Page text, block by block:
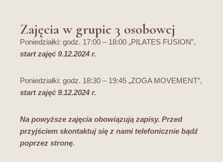
Zajęcia w grupie 3 osobowej
Poniedziałki: godz. 17:00 – 18:00 „PILATES FUSION”,
start zajęć 9.12.2024 r.
Poniedziałki: godz. 18:30 – 19:45 „ZOGA MOVEMENT”,
start zajęć 9.12.2024 r.
Na powyższe zajęcia obowiązują zapisy. Przed
przyjściem skontaktuj się z nami telefonicznie bądź
poprzez stronę.